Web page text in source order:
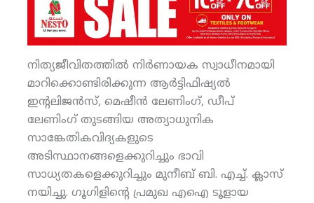
നിത്യജീവിതത്തില്‍ നിര്‍ണായക സ്വാധീനമായി
മാറിക്കൊണ്ടിരിക്കുന്ന ആര്‍ട്ടിഫിഷ്യല്‍
ഇന്റലിജന്‍സ്, മെഷീന്‍ ലേണിംഗ്, ഡീപ്
ലേണിംഗ് തുടങ്ങിയ അത്യാധുനിക
സാങ്കേതികവിദ്യകളുടെ
അടിസ്ഥാനങ്ങളെക്കുറിച്ചും ഭാവി
സാധ്യതകളെക്കുറിച്ചും മുനീബ് ബി. എച്ച്. ക്ലാസ്
നയിച്ചു. ഗൂഗിളിന്റെ പ്രമുഖ എഐ ടൂളായ